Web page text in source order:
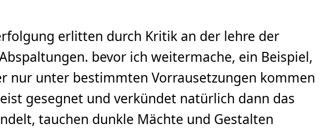
erlitten durch Kritik an der lehre der
bevor ich weitermache, ein Beispiel,
nur unter bestimmten Vorrausetzungen kommen
gesegnet und verkündet natürlich dann das
tauchen dunkle Mächte und Gestalten